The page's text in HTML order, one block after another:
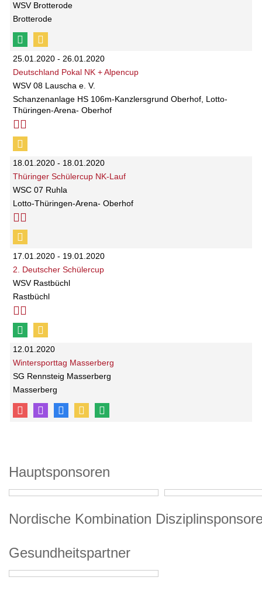
WSV Brotterode
Brotterode
25.01.2020 - 26.01.2020
Deutschland Pokal NK + Alpencup
WSV 08 Lauscha e. V.
Schanzenanlage HS 106m-Kanzlersgrund Oberhof, Lotto-
Thüringen-Arena- Oberhof
18.01.2020 - 18.01.2020
Thüringer Schülercup NK-Lauf
WSC 07 Ruhla
Lotto-Thüringen-Arena- Oberhof
17.01.2020 - 19.01.2020
2. Deutscher Schülercup
WSV Rastbüchl
Rastbüchl
12.01.2020
Wintersporttag Masserberg
SG Rennsteig Masserberg
Masserberg
Hauptsponsoren
Nordische Kombination
Gesundheitspartner